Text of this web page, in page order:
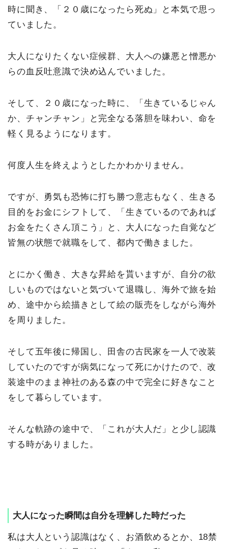
時に聞き、「２０歳になったら死ぬ」と本気で思っ
ていました。
大人になりたくない症候群、大人への嫌悪と憎悪か
らの血反吐意識で決め込んでいました。
そして、２０歳になった時に、「生きているじゃん
か、チャンチャン」と完全なる落胆を味わい、命を
軽く見るようになります。
何度人生を終えようとしたかわかりません。
ですが、勇気も恐怖に打ち勝つ意志もなく、生きる
目的をお金にシフトして、「生きているのであれば
お金をたくさん頂こう」と、大人になった自覚など
皆無の状態で就職をして、都内で働きました。
とにかく働き、大きな昇給を貰いますが、自分の欲
しいものではないと気づいて退職し、海外で旅を始
め、途中から絵描きとして絵の販売をしながら海外
を周りました。
そして五年後に帰国し、田舎の古民家を一人で改装
していたのですが病気になって死にかけたので、改
装途中のまま神社のある森の中で完全に好きなこと
をして暮らしています。
そんな軌跡の途中で、「これが大人だ」と少し認識
する時がありました。
大人になった瞬間は自分を理解した時だった
私は大人という認識はなく、お酒飲めるとか、18禁